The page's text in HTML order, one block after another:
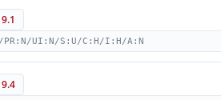
PR:N/UI:N/S:U/C:H/I:H/A:N
9.4